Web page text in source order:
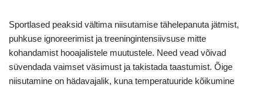
Sportlased peaksid vältima niisutamise tähelepanuta jätmist,
puhkuse ignoreerimist ja treeningintensiivsuse mitte
kohandamist hooajalistele muutustele. Need vead võivad
süvendada vaimset väsimust ja takistada taastumist. Õige
niisutamine on hädavajalik, kuna temperatuuride kõikumine